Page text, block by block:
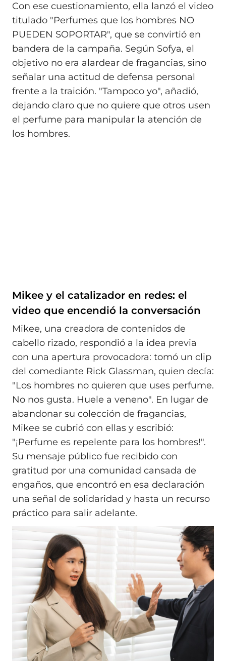
Con ese cuestionamiento, ella lanzó el video
titulado "Perfumes que los hombres NO
PUEDEN SOPORTAR", que se convirtió en
bandera de la campaña. Según Sofya, el
objetivo no era alardear de fragancias, sino
señalar una actitud de defensa personal
frente a la traición. "Tampoco yo", añadió,
dejando claro que no quiere que otros usen
el perfume para manipular la atención de
los hombres.
Mikee y el catalizador en redes: el
video que encendió la conversación
Mikee, una creadora de contenidos de
cabello rizado, respondió a la idea previa
con una apertura provocadora: tomó un clip
del comediante Rick Glassman, quien decía:
"Los hombres no quieren que uses perfume.
No nos gusta. Huele a veneno". En lugar de
abandonar su colección de fragancias,
Mikee se cubrió con ellas y escribió:
"¡Perfume es repelente para los hombres!".
Su mensaje público fue recibido con
gratitud por una comunidad cansada de
engaños, que encontró en esa declaración
una señal de solidaridad y hasta un recurso
práctico para salir adelante.